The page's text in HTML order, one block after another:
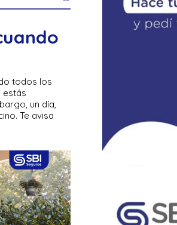
todos los
estás
un día,
Te avisa